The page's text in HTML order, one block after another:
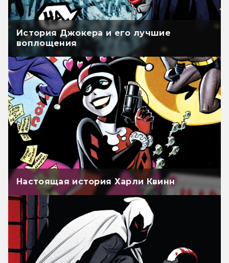
История Джокера и его лучшие
воплощения
Настоящая история Харли Квинн